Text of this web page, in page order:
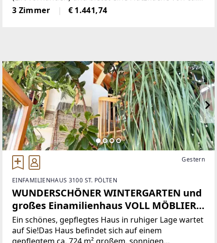
67 m² . Raumaufteilung:- Wohnraum mit integrierter
Küche - 2 Zimmer - Bad
3 Zimmer € 1.441,74
Gestern
EINFAMILIENHAUS 3100 ST. PÖLTEN
WUNDERSCHÖNER WINTERGARTEN und
großes Einamilienhaus VOLL MÖBLIERT
in begehrter Lage in Wagram (St.
Pölten)
Ein schönes, gepflegtes Haus in ruhiger Lage wartet
auf Sie!Das Haus befindet sich auf einem